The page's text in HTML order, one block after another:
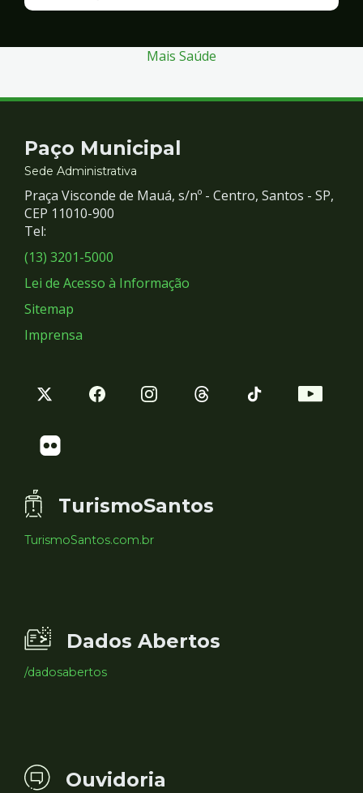
Mais Saúde
Contato
e
Redes
Sociais
Paço Municipal
Sede Administrativa
Praça Visconde de Mauá, s/nº - Centro, Santos - SP,
CEP 11010-900
Tel:
(13) 3201-5000
Lei de Acesso à Informação
Sitemap
Imprensa
TurismoSantos
TurismoSantos.com.br
Dados Abertos
/dadosabertos
Ouvidoria